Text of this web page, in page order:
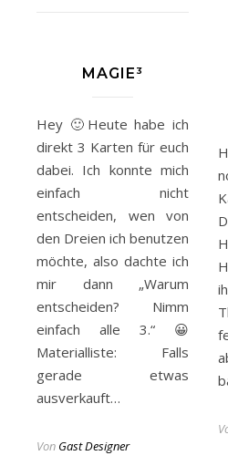
MAGIE³
Hey 🙂Heute habe ich
direkt 3 Karten für euch
dabei. Ich konnte mich
einfach nicht
entscheiden, wen von
den Dreien ich benutzen
möchte, also dachte ich
mir dann „Warum
entscheiden? Nimm
einfach alle 3.“ 😀
Materialliste: Falls
gerade etwas
ausverkauft…
Von Gast Designer